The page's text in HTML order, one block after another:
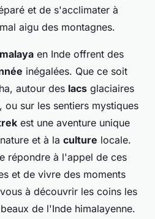
et de s'acclimater à
aigu des montagnes.
en Inde offrent des
inégalées. Que ce soit
autour des lacs glaciaires
, ou sur les sentiers mystiques
est une aventure unique
et à la culture locale.
répondre à l'appel de ces
et de vivre des moments
à découvrir les coins les
de l'Inde himalayenne.